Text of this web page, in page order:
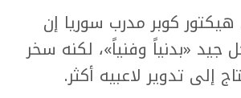
هيكتور كوبر مدرب سوريا إن
«بدنياً وفنياً»، لكنه سخر
إلى تدوير لاعبيه أكثر.